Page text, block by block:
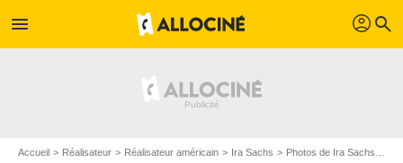
menu profil search
Accueil Réalisateur Réalisateur américain Ira Sachs Photos de Ira Sachs